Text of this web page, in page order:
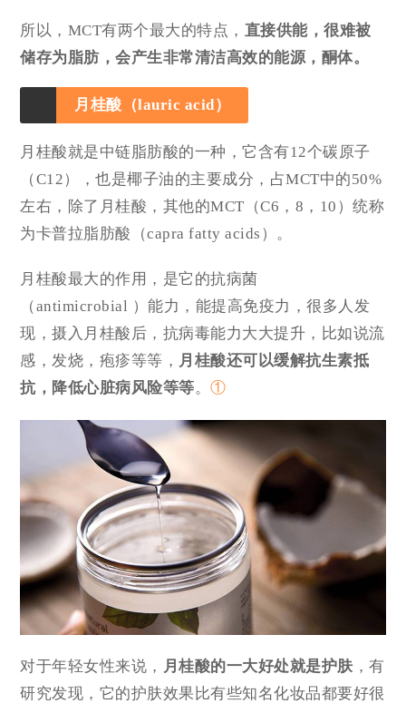
所以，MCT有两个最大的特点， 直接供能，很难被
储存为脂肪，会产生非常清洁高效的能源，酮体。
月桂酸（lauric acid）
月桂酸就是中链脂肪酸的一种，它含有12个碳原子
（C12），也是椰子油的主要成分，占MCT中的50%
左右，除了月桂酸，其他的MCT（C6，8，10）统称
为卡普拉脂肪酸（capra fatty acids）。
月桂酸最大的作用，是它的抗病菌
（antimicrobial ）能力，能提高免疫力，很多人发
现，摄入月桂酸后，抗病毒能力大大提升，比如说流
感，发烧，疱疹等等， 月桂酸还可以缓解抗生素抵
抗，降低心脏病风险等等。①
对于年轻女性来说， 月桂酸的一大好处就是护肤 ，有
研究发现，它的护肤效果比有些知名化妆品都要好很